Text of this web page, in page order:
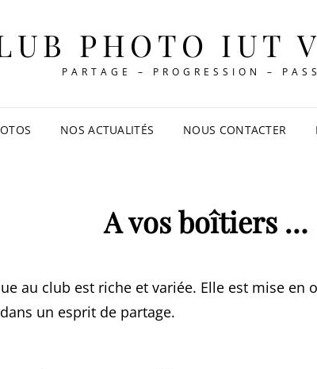
PHOTO IUT
PARTAGE – PROGRESSION –
NOS ACTUALITÉS NOUS CONTACTER
A vos boîtiers …
au club est riche et variée. Elle est mise en
un esprit de partage.